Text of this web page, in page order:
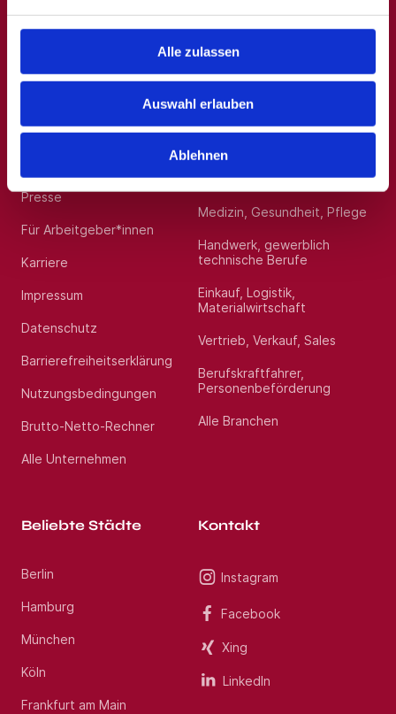
Alle zulassen
Auswahl erlauben
Ablehnen
Allgemein
Über uns
Presse
Für Arbeitgeber*innen
Karriere
Impressum
Datenschutz
Barrierefreiheitserklärung
Nutzungsbedingungen
Brutto-Netto-Rechner
Alle Unternehmen
Beliebte Kategorien
Hilfskräfte, Aushilfs- und
Nebenjobs
Sonstige Dienstleistungen
Medizin, Gesundheit, Pflege
Handwerk, gewerblich
technische Berufe
Einkauf, Logistik,
Materialwirtschaft
Vertrieb, Verkauf, Sales
Berufskraftfahrer,
Personenbeförderung
Alle Branchen
Beliebte Städte
Berlin
Hamburg
München
Köln
Frankfurt am Main
Kontakt
Instagram
Facebook
Xing
LinkedIn